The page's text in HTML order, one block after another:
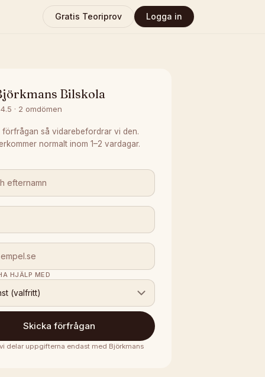
Gratis Teoriprov Logga in
Bilskola
4.5 · 2 omdömen
förfrågan så vidarebefordrar vi den.
normalt inom 1–2 vardagar.
HJÄLP MED
(valfritt)
Skicka förfrågan
vi delar uppgifterna endast med Björkmans